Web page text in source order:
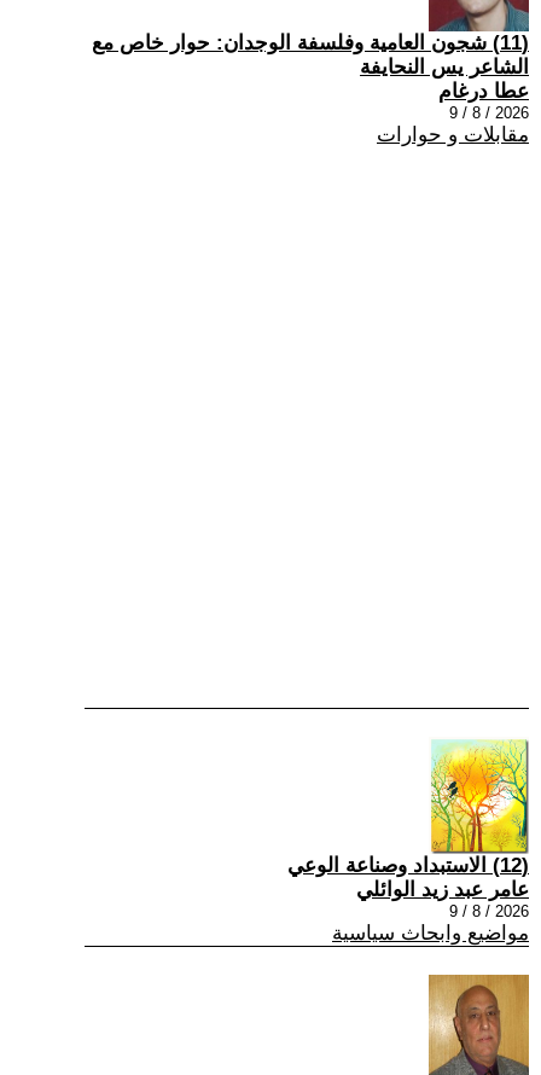
(11) شجون العامية وفلسفة الوجدان: حوار خاص مع
الشاعر يس النحايفة
عطا درغام
2026 / 8 / 9
مقابلات و حوارات
(12) الاستبداد وصناعة الوعي
عامر عبد زيد الوائلي
2026 / 8 / 9
مواضيع وابحاث سياسية